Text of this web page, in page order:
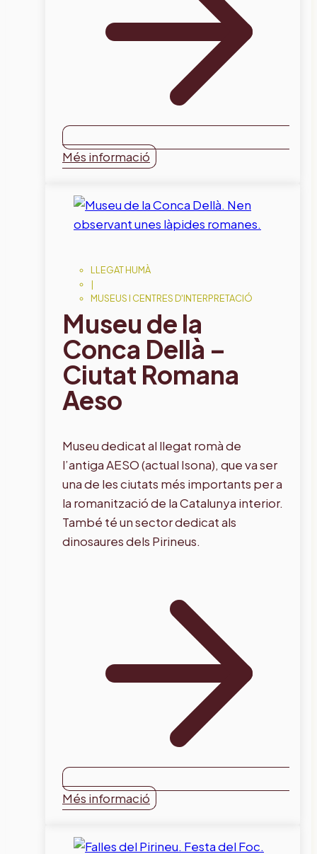
Més informació
LLEGAT HUMÀ
|
MUSEUS I CENTRES D'INTERPRETACIÓ
Museu de la
Conca Dellà –
Ciutat Romana
Aeso
Museu dedicat al llegat romà de
l’antiga AESO (actual Isona), que va ser
una de les ciutats més importants per a
la romanització de la Catalunya interior.
També té un sector dedicat als
dinosaures dels Pirineus.
Més informació